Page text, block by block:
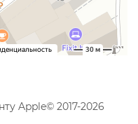
Apple© 2017-2026